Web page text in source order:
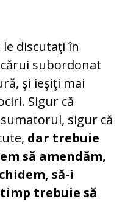
discutaţi în
subordonat
şi ieşiţi mai
Sigur că
sigur că
dar trebuie
să amendăm,
să-i
trebuie să